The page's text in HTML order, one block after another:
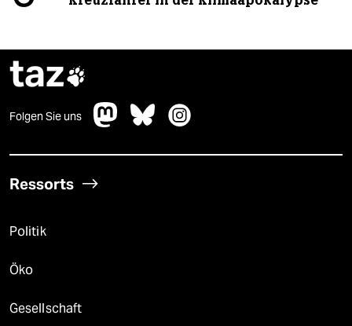
taz
Folgen Sie uns
Ressorts
Politik
Öko
Gesellschaft